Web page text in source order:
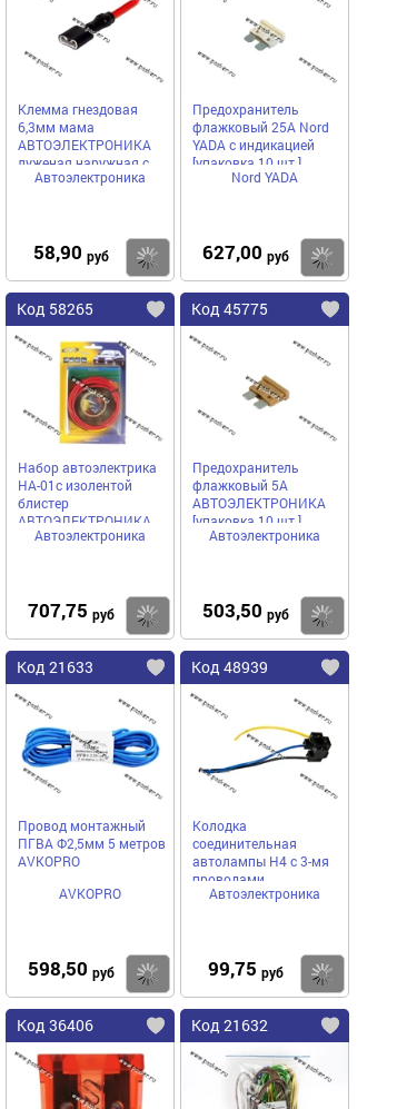
Клемма гнездовая
6,3мм мама
АВТОЭЛЕКТРОНИКА
луженая наружная с
проводом 2,50 мм
Автоэлектроника
58,90 руб Купить
Предохранитель
флажковый 25A Nord
YADA с индикацией
[упаковка 10 шт.]
Nord YADA
627,00 руб
Код 58265
Набор автоэлектрика
НА-01с изолентой
блистер
АВТОЭЛЕКТРОНИКА
Автоэлектроника
707,75 руб Купить
Код 45775
Предохранитель
флажковый 5A
АВТОЭЛЕКТРОНИКА
[упаковка 10 шт.]
Автоэлектроника
503,50 руб
Код 21633
Провод монтажный
ПГВА Ф2,5мм 5 метров
AVKOPRO
AVKOPRO
598,50 руб Купить
Код 48939
Колодка
соединительная
автолампы H4 с 3-мя
проводами
АВТОЭЛЕКТРОНИКА
Автоэлектроника
99,75 руб
Код 36406 Код 21632